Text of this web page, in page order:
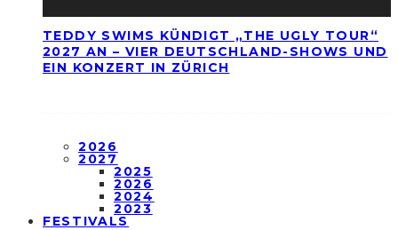
TEDDY SWIMS KÜNDIGT „THE UGLY TOUR“
2027 AN – VIER DEUTSCHLAND-SHOWS UND
EIN KONZERT IN ZÜRICH
2026
2027
2025
2026
2024
2023
FESTIVALS